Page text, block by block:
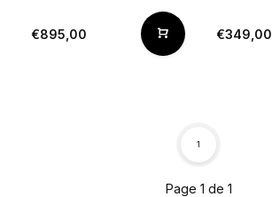
€895,00 €349,00
Page 1 de 1
1